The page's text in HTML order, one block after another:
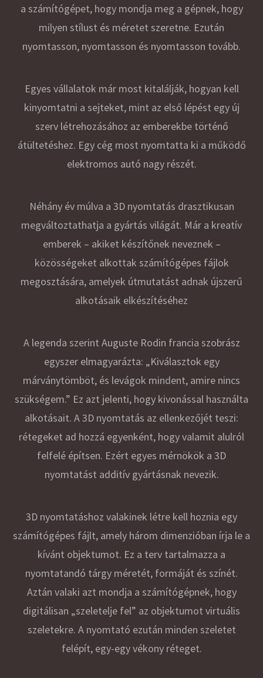
a számítógépet, hogy mondja meg a gépnek, hogy
milyen stílust és méretet szeretne. Ezután
nyomtasson, nyomtasson és nyomtasson tovább.
Egyes vállalatok már most kitalálják, hogyan kell
kinyomtatni a sejteket, mint az első lépést egy új
szerv létrehozásához az emberekbe történő
átültetéshez. Egy cég most nyomtatta ki a működő
elektromos autó nagy részét.
Néhány év múlva a 3D nyomtatás drasztikusan
megváltoztathatja a gyártás világát. Már a kreatív
emberek – akiket készítőnek neveznek –
közösségeket alkottak számítógépes fájlok
megosztására, amelyek útmutatást adnak újszerű
alkotásaik elkészítéséhez
A legenda szerint Auguste Rodin francia szobrász
egyszer elmagyarázta: „Kiválasztok egy
márványtömböt, és levágok mindent, amire nincs
szükségem.” Ez azt jelenti, hogy kivonással használta
alkotásait. A 3D nyomtatás az ellenkezőjét teszi:
rétegeket ad hozzá egyenként, hogy valamit alulról
felfelé építsen. Ezért egyes mérnökök a 3D
nyomtatást additív gyártásnak nevezik.
3D nyomtatáshoz valakinek létre kell hoznia egy
számítógépes fájlt, amely három dimenzióban írja le a
kívánt objektumot. Ez a terv tartalmazza a
nyomtatandó tárgy méretét, formáját és színét.
Aztán valaki azt mondja a számítógépnek, hogy
digitálisan „szeletelje fel” az objektumot virtuális
szeletekre. A nyomtató ezután minden szeletet
felépít, egy-egy vékony réteget.